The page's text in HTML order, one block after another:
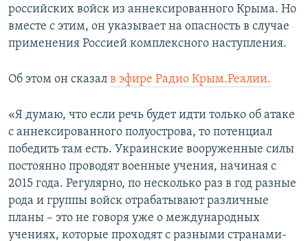
российских войск из аннексированного Крыма. Но
вместе с этим, он указывает на опасность в случае
применения Россией комплексного наступления.
Об этом он сказал в эфире Радио Крым.Реалии.
«Я думаю, что если речь будет идти только об атаке
с аннексированного полуострова, то потенциал
победить там есть. Украинские вооруженные силы
постоянно проводят военные учения, начиная с
2015 года. Регулярно, по несколько раз в год разные
рода и группы войск отрабатывают различные
планы – это не говоря уже о международных
учениях, которые проходят с разными странами-